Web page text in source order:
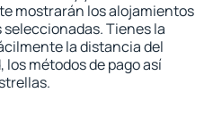
mostrarán los alojamientos
Tienes la
la distancia del
métodos de pago así